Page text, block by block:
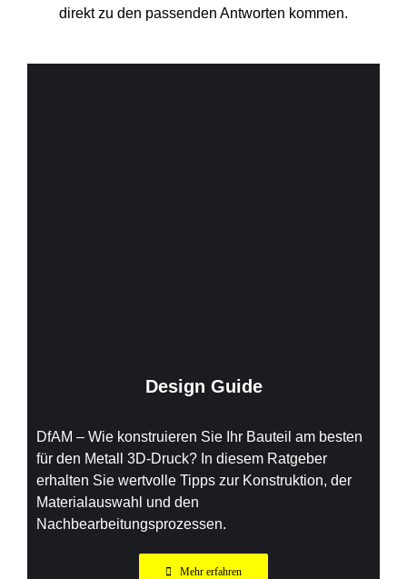
direkt zu den passenden Antworten kommen.
Design Guide
DfAM – Wie konstruieren Sie Ihr Bauteil am besten
für den Metall 3D-Druck? In diesem Ratgeber
erhalten Sie wertvolle Tipps zur Konstruktion, der
Materialauswahl und den
Nachbearbeitungsprozessen.
Mehr erfahren